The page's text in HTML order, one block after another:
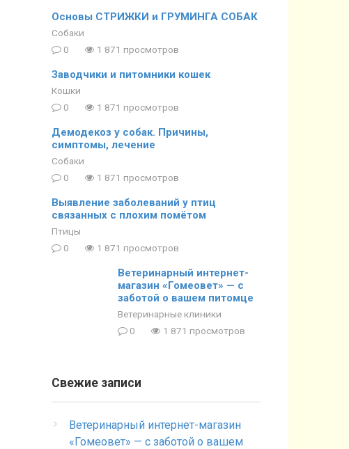
Основы СТРИЖКИ и ГРУМИНГА СОБАК
Собаки
0
1 871 просмотров
Заводчики и питомники кошек
Кошки
0
1 871 просмотров
Демодекоз у собак. Причины,
симптомы, лечение
Собаки
0
1 871 просмотров
Выявление заболеваний у птиц
связанных с плохим помётом
Птицы
0
1 871 просмотров
Ветеринарный интернет-
магазин «Гомеовет» — с
заботой о вашем питомце
Ветеринарные клиники
0
1 871 просмотров
Свежие записи
Ветеринарный интернет-магазин
«Гомеовет» — с заботой о вашем